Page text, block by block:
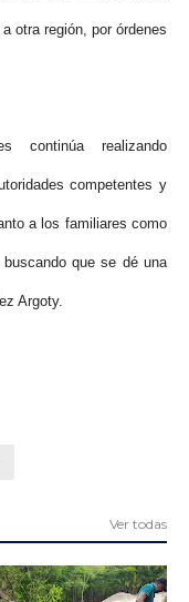
otra región, por órdenes
continúa realizando
competentes y
a los familiares como
que se dé una
Argoty.
Ver todas